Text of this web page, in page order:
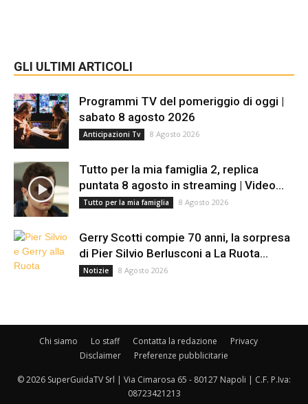
GLI ULTIMI ARTICOLI
Programmi TV del pomeriggio di oggi |
sabato 8 agosto 2026
Anticipazioni Tv 8 Agosto 2026
Tutto per la mia famiglia 2, replica
puntata 8 agosto in streaming | Video...
Tutto per la mia famiglia 8 Agosto 2026
Gerry Scotti compie 70 anni, la sorpresa
di Pier Silvio Berlusconi a La Ruota...
Notizie 8 Agosto 2026
Chi siamo Lo staff Contatta la redazione
Privacy
Disclaimer
Preferenze pubblicitarie
© 2026 SuperGuidaTV Srl | Via Cimarosa 65 - 80127 Napoli | C.F. P.Iva:
08723421213